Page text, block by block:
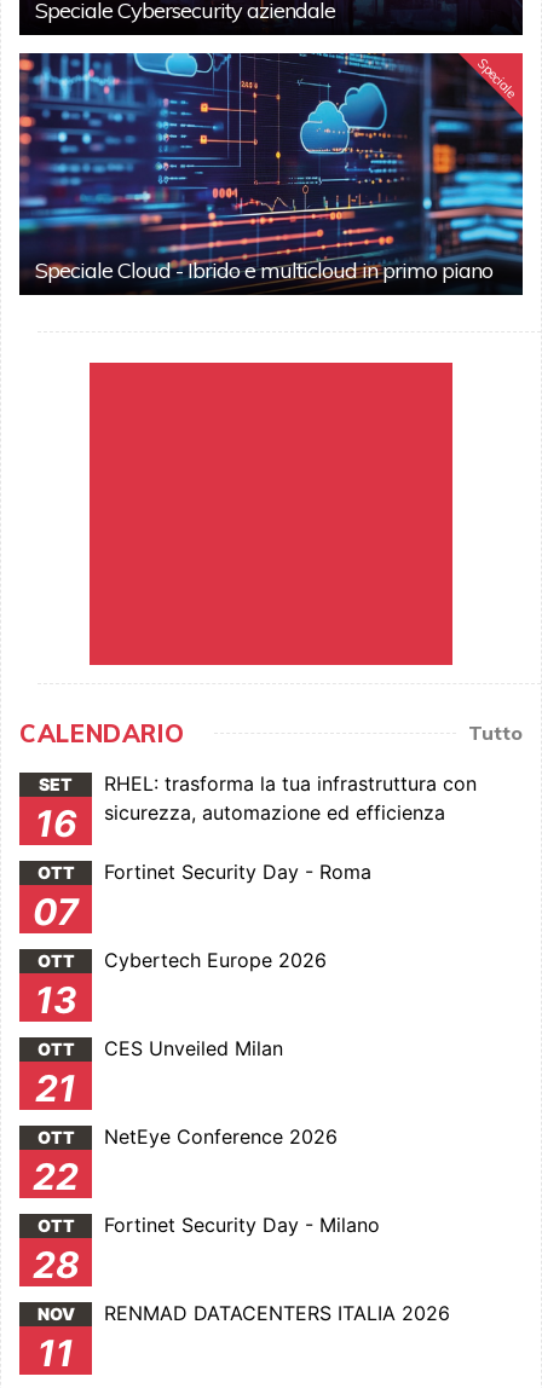
Speciale Cybersecurity aziendale
Speciale
Speciale Cloud - Ibrido e multicloud in primo piano
CALENDARIO Tutto
SET
16
RHEL: trasforma la tua infrastruttura con
sicurezza, automazione ed efficienza
OTT
07
Fortinet Security Day - Roma
OTT
13
Cybertech Europe 2026
OTT
21
CES Unveiled Milan
OTT
22
NetEye Conference 2026
OTT
28
Fortinet Security Day - Milano
NOV
11
RENMAD DATACENTERS ITALIA 2026